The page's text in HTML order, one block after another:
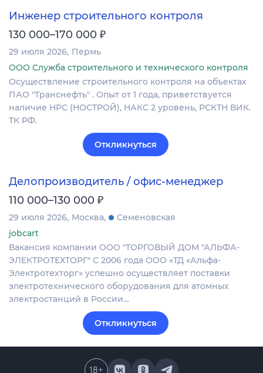
Инженер строительного контроля
130 000–170 000 ₽
29 июля 2026 Пермь
ООО Служба строительного и технического контроля
Осуществление строительного контроля на объектах
ПАО "Транснефть" . Опыт от 1 года, приветствуется
наличие НРС (НОСТРОЙ), НАКС 2 уровень, РСКТН ВИК.
ТК РФ.
Откликнуться
Делопроизводитель / офис-менеджер
110 000–130 000 ₽
29 июля 2026 Москва
Семеновская
jobcart
Вакансия компании ООО "ТОРГОВЫЙ ДОМ "АЛЬФА-
ЭЛЕКТРОТЕХТОРГ" С 2006 года ООО «ТД «Альфа-
Электротехторг» успешно осуществляет поставки
электротехнического оборудования для атомных
электростанций в России…
Откликнуться
18+